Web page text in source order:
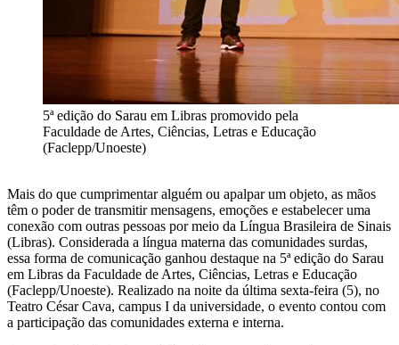
5ª edição do Sarau em Libras promovido pela
Faculdade de Artes, Ciências, Letras e Educação
(Faclepp/Unoeste)
Mais do que cumprimentar alguém ou apalpar um objeto, as mãos
têm o poder de transmitir mensagens, emoções e estabelecer uma
conexão com outras pessoas por meio da Língua Brasileira de Sinais
(Libras). Considerada a língua materna das comunidades surdas,
essa forma de comunicação ganhou destaque na 5ª edição do Sarau
em Libras da Faculdade de Artes, Ciências, Letras e Educação
(Faclepp/Unoeste). Realizado na noite da última sexta-feira (5), no
Teatro César Cava, campus I da universidade, o evento contou com
a participação das comunidades externa e interna.